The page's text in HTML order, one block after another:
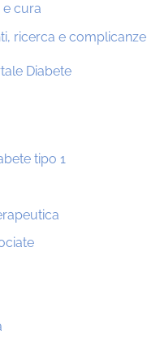
e cura
ricerca e complicanze
Diabete
tipo 1